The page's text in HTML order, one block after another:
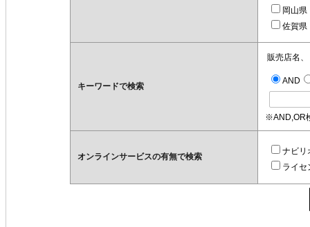
岡山県
佐賀県
キーワードで検索
販売店名
AND
※AND,OR
オンラインサービスの有無で検索
ナビリ
ライセ